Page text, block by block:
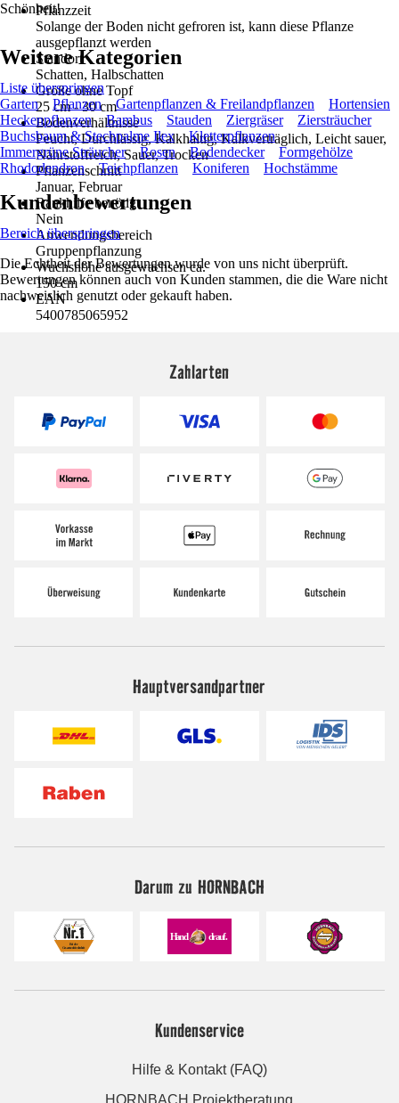
Pflanzzeit
Solange der Boden nicht gefroren ist, kann diese Pflanze
ausgepflanzt werden
Standort
Schatten, Halbschatten
Größe ohne Topf
25 cm - 30 cm
Bodenverhältnisse
Feucht, Durchlässig, Kalkhaltig, Kalkverträglich, Leicht sauer,
Nährstoffreich, Sauer, Trocken
Pflanzenschnitt
Januar, Februar
Rankhilfe benötigt
Nein
Anwendungsbereich
Gruppenpflanzung
Wuchshöhe ausgewachsen ca.
150 cm
EAN
5400785065952
Schönheit!
Weitere Kategorien
Liste überspringen
Garten
Pflanzen Gartenpflanzen & Freilandpflanzen
Hortensien
Heckenpflanzen
Bambus Stauden Ziergräser
Ziersträucher
Buchsbaum & Stechpalme Ilex
Kletterpflanzen
Immergrüne Sträucher
Rosen Bodendecker
Formgehölze
Rhododendron
Teichpflanzen Koniferen Hochstämme
Kundenbewertungen
Bereich überspringen
Die Echtheit der Bewertungen wurde von uns nicht überprüft.
Bewertungen können auch von Kunden stammen, die die Ware nicht
nachweislich genutzt oder gekauft haben.
Zahlarten
Hauptversandpartner
Darum zu HORNBACH
Kundenservice
Hilfe & Kontakt (FAQ)
HORNBACH Projektberatung